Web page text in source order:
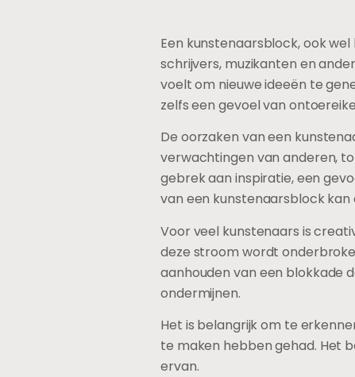
Een kunstenaarsblock, ook
schrijvers, muzikanten en
voelt om nieuwe ideeën te
zelfs een gevoel van
De oorzaken van een
verwachtingen van anderen,
gebrek aan inspiratie, een
van een kunstenaarsblock kan
Voor veel kunstenaars is
deze stroom wordt
aanhouden van een blokkade
ondermijnen.
Het is belangrijk om te
te maken hebben gehad. Het
ervan.